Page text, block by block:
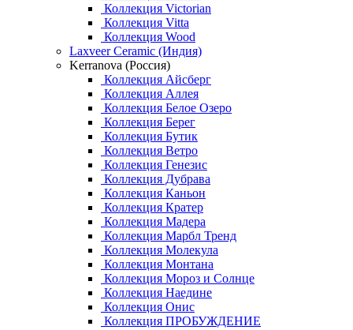
Коллекция Victorian
Коллекция Vitta
Коллекция Wood
Laxveer Ceramic (Индия)
Kerranova (Россия)
Коллекция Айсберг
Коллекция Аллея
Коллекция Белое Озеро
Коллекция Берег
Коллекция Бутик
Коллекция Ветро
Коллекция Генезис
Коллекция Дубрава
Коллекция Каньон
Коллекция Кратер
Коллекция Мадера
Коллекция Марбл Тренд
Коллекция Молекула
Коллекция Монтана
Коллекция Мороз и Солнце
Коллекция Наедине
Коллекция Онис
Коллекция ПРОБУЖДЕНИЕ